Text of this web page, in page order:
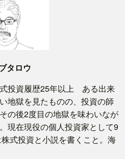
タロウ
投資履歴25年以上 ある出来
地獄を見たものの、投資の師
の後2度目の地獄を味わいなが
現在現役の個人投資家として9
式投資と小説を書くこと。海